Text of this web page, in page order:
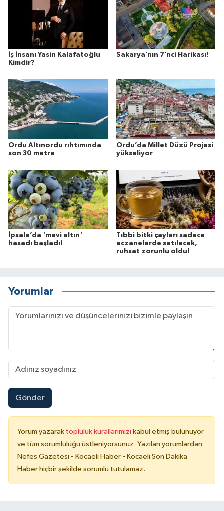
İş İnsanı Yasin Kalafatoğlu
Kimdir?
Sakarya’nın 7’nci Harikası!
Ordu Altınordu rıhtımında
son 30 metre
Ordu’da Millet Düzü Projesi
yükseliyor
İpsala’da 'mavi altın'
hasadı başladı!
Tıbbi bitki çayları sadece
eczanelerde satılacak,
ruhsat zorunlu oldu!
Yorumlar
Gönder
Yorum yazarak topluluk kurallarımızı kabul etmiş bulunuyor
ve tüm sorumluluğu üstleniyorsunuz. Yazılan yorumlardan
Nefes Gazetesi - Kocaeli Haber - Kocaeli Son Dakika
Haber hiçbir şekilde sorumlu tutulamaz.